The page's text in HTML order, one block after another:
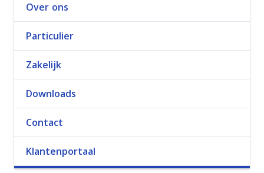
Over ons
Particulier
Zakelijk
Downloads
Contact
Klantenportaal